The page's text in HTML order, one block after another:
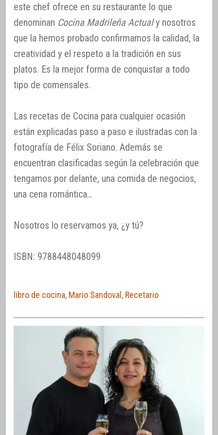
este chef ofrece en su restaurante lo que
denominan Cocina Madrileña Actualy nosotros
que la hemos probado confirmamos la calidad, la
creatividad y el respeto a la tradición en sus
platos. Es la mejor forma de conquistar a todo
tipo de comensales.
Las recetas de Cocina para cualquier ocasión
están explicadas paso a paso e ilustradas con la
fotografía de Félix Soriano. Además se
encuentran clasificadas según la celebración que
tengamos por delante, una comida de negocios,
una cena romántica…
Nosotros lo reservamos ya, ¿y tú?
ISBN: 9788448048099
libro de cocina, Mario Sandoval, Recetario